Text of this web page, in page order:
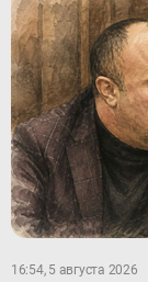
16:54, 5 августа 2026